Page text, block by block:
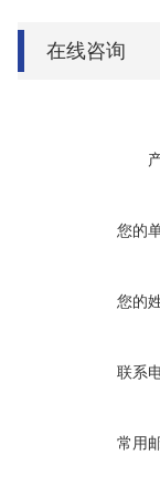
在线咨询
您的
您的
联系
常用